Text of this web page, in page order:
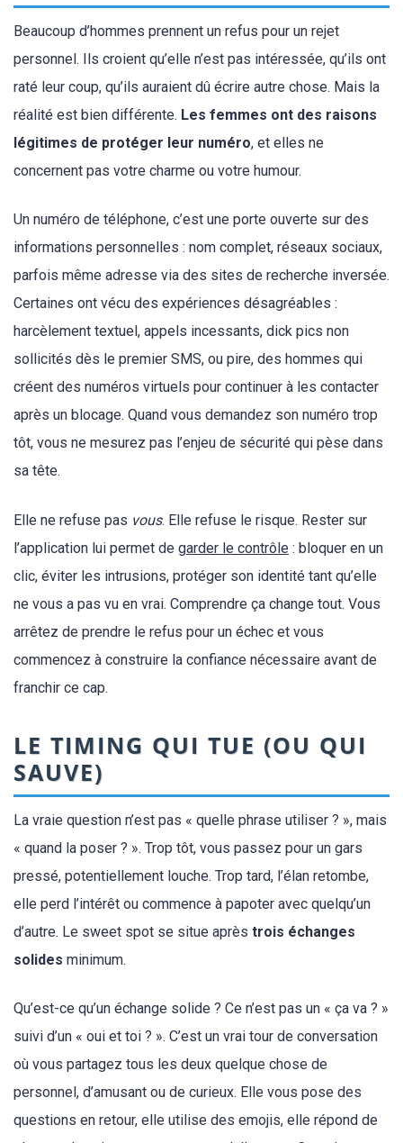
Beaucoup d’hommes prennent un refus pour un rejet
personnel. Ils croient qu’elle n’est pas intéressée, qu’ils ont
raté leur coup, qu’ils auraient dû écrire autre chose. Mais la
réalité est bien différente. Les femmes ont des raisons
légitimes de protéger leur numéro, et elles ne
concernent pas votre charme ou votre humour.
Un numéro de téléphone, c’est une porte ouverte sur des
informations personnelles : nom complet, réseaux sociaux,
parfois même adresse via des sites de recherche inversée.
Certaines ont vécu des expériences désagréables :
harcèlement textuel, appels incessants, dick pics non
sollicités dès le premier SMS, ou pire, des hommes qui
créent des numéros virtuels pour continuer à les contacter
après un blocage. Quand vous demandez son numéro trop
tôt, vous ne mesurez pas l’enjeu de sécurité qui pèse dans
sa tête.
Elle ne refuse pas vous. Elle refuse le risque. Rester sur
l’application lui permet de garder le contrôle : bloquer en un
clic, éviter les intrusions, protéger son identité tant qu’elle
ne vous a pas vu en vrai. Comprendre ça change tout. Vous
arrêtez de prendre le refus pour un échec et vous
commencez à construire la confiance nécessaire avant de
franchir ce cap.
LE TIMING QUI TUE (OU QUI
SAUVE)
La vraie question n’est pas « quelle phrase utiliser ? », mais
« quand la poser ? ». Trop tôt, vous passez pour un gars
pressé, potentiellement louche. Trop tard, l’élan retombe,
elle perd l’intérêt ou commence à papoter avec quelqu’un
d’autre. Le sweet spot se situe après trois échanges
solides minimum.
Qu’est-ce qu’un échange solide ? Ce n’est pas un « ça va ? »
suivi d’un « oui et toi ? ». C’est un vrai tour de conversation
où vous partagez tous les deux quelque chose de
personnel, d’amusant ou de curieux. Elle vous pose des
questions en retour, elle utilise des emojis, elle répond de